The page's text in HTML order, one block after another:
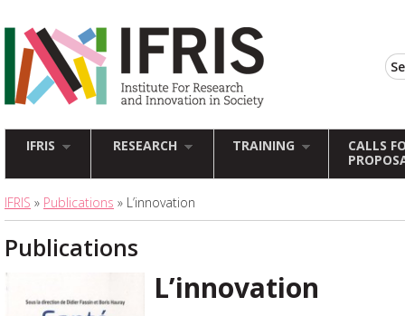
IFRIS RESEARCH TRAINING
CALLS
IFRIS » Publications » L’innovation
Publications
L’innovation